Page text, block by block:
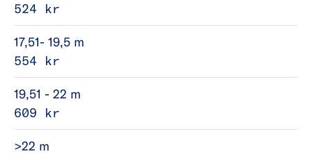
524 kr
17,51- 19,5 m
554 kr
19,51 - 22 m
609 kr
>22 m